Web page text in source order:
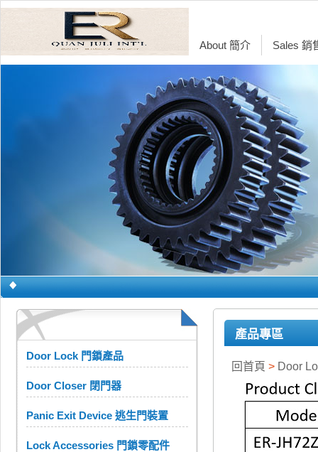
About 簡介 Sales 銷
Door Lock 門鎖產品
Door Closer 閉門器
Panic Exit Device 逃生門裝置
Lock Accessories 門鎖零配件
產品專區
回首頁 > Door